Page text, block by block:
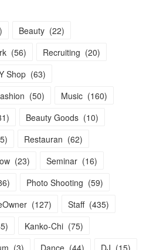
) Beauty (22)
(56) Recruiting (20)
Shop (63)
(50) Music (160)
) Beauty Goods (10)
) Restauran (62)
(23) Seminar (16)
) Photo Shooting (59)
(127) Staff (435)
) Kanko-Chi (75)